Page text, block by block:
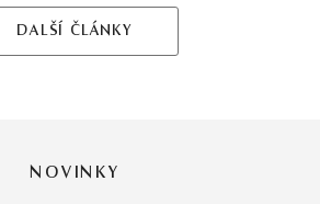
DALŠÍ ČLÁNKY
NOVINKY